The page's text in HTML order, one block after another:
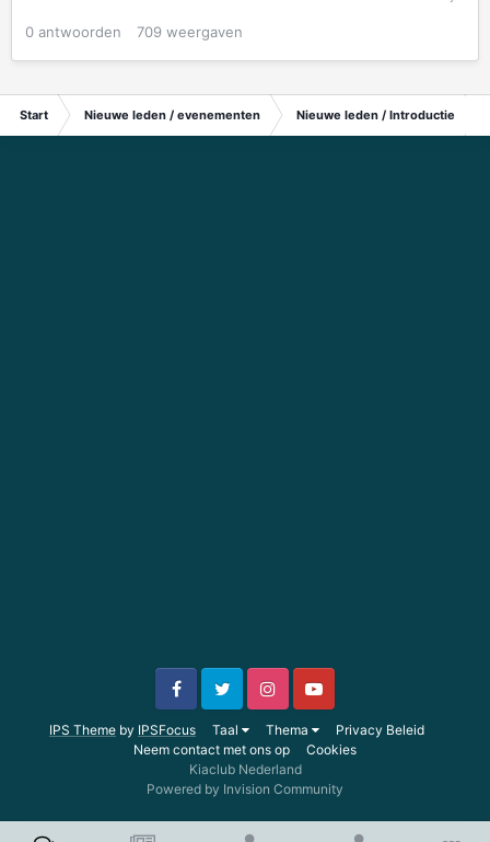
0 antwoorden 709 weergaven
Start Nieuwe leden / evenementen Nieuwe leden / Introductie
IPS Theme by IPSFocus Taal Thema
Privacy Beleid
Neem contact met ons op
Cookies
Kiaclub Nederland
Powered by Invision Community